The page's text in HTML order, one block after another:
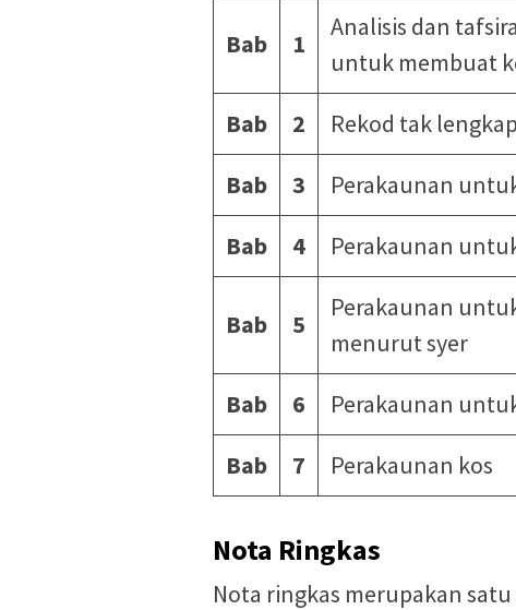
Bab 1
Analisis dan
untuk membuat
Bab 2 Rekod tak lengkap
Bab
3 Perakaunan
Bab
4 Perakaunan
Bab 5
Perakaunan
menurut syer
Bab 6 Perakaunan
Bab
7 Perakaunan kos
Nota Ringkas
Nota ringkas merupakan